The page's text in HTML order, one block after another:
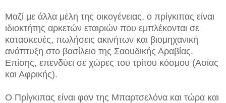
Μαζί με άλλα μέλη της οικογένειας, ο πρίγκιπας είναι
ιδιοκτήτης αρκετών εταιριών που εμπλέκονται σε
κατασκευές, πωλήσεις ακινήτων και βιομηχανική
ανάπτυξη στο βασίλειο της Σαουδικής Αραβίας.
Επίσης, επενδύει σε χώρες του τρίτου κόσμου (Ασίας
και Αφρικής).
Ο Πρίγκιπας είναι φαν της Μπαρτσελόνα και τώρα και